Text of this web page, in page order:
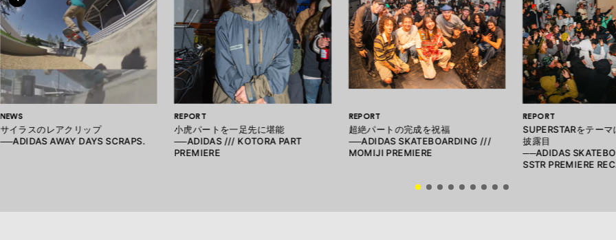
NEWS
サイラスのレアクリップ
──ADIDAS AWAY DAYS SCRAPS.
REPORT
小虎パートを一足先に堪能
──ADIDAS /// KOTORA PART
PREMIERE
REPORT
超絶パートの完成を祝福
──ADIDAS SKATEBOARDING ///
MOMIJI PREMIERE
REPORT
SUPERSTARをテー
披露目
──ADIDAS
SSTR PREMIERE